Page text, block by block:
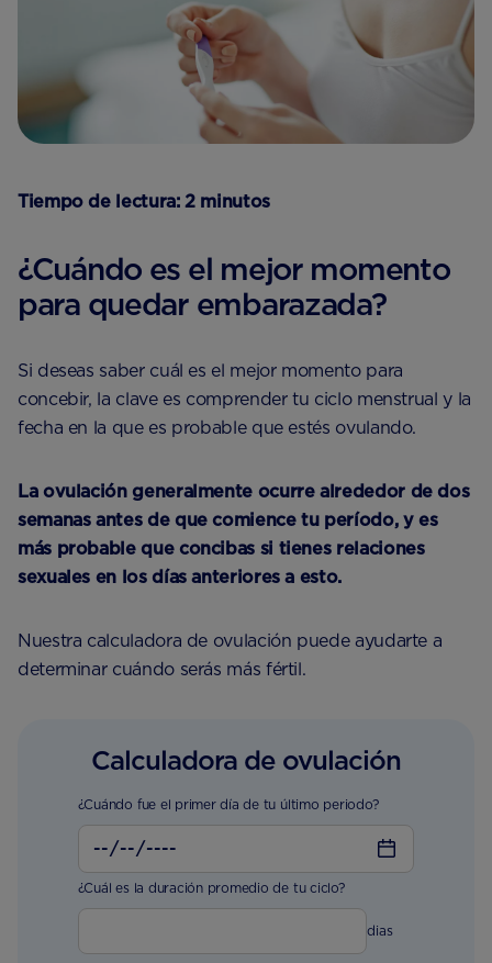
Tiempo de lectura: 2 minutos
¿Cuándo es el mejor momento
para quedar embarazada?
Si deseas saber cuál es el mejor momento para
concebir, la clave es comprender tu ciclo menstrual y la
fecha en la que es probable que estés ovulando.
La ovulación generalmente ocurre alrededor de dos
semanas antes de que comience tu período, y es
más probable que concibas si tienes relaciones
sexuales en los días anteriores a esto.
Nuestra calculadora de ovulación puede ayudarte a
determinar cuándo serás más fértil.
Calculadora de ovulación
¿Cuándo fue el primer día de tu último periodo?
¿Cuál es la duración promedio de tu ciclo?
dias